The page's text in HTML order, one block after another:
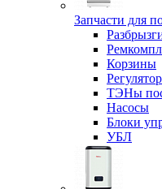
Запчасти для
Корзины
ТЭНы
Насосы
Блоки
УБЛ